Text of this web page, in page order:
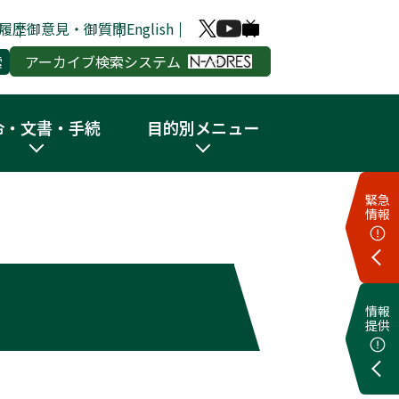
歴御意見・御質問English
アーカイブ検索システム
・文書・手続 目的別メニュー
緊急
情報
情報
提供